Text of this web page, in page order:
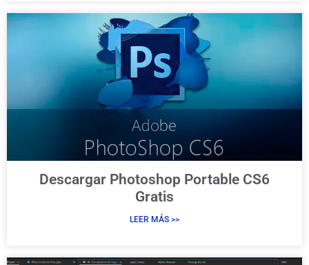
Descargar Photoshop Portable CS6
Gratis
LEER MÁS >>